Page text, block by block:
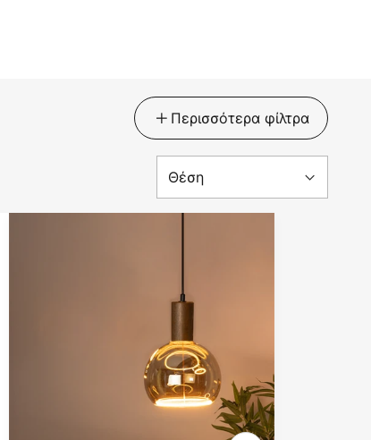
Περισσότερα φίλτρα